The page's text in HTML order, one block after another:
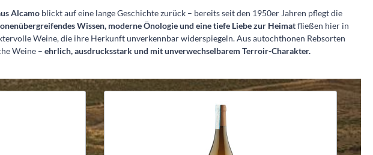
Alcamo blickt auf eine lange Geschichte zurück – bereits seit den 1950er Jahren pflegt die
Wissen, moderne Önologie und eine tiefe Liebe zur Heimatfließen hier in
Weine, die ihre Herkunft unverkennbar widerspiegeln. Aus autochthonen Rebsorten
Weine – ehrlich, ausdrucksstark und mit unverwechselbarem Terroir-Charakter.